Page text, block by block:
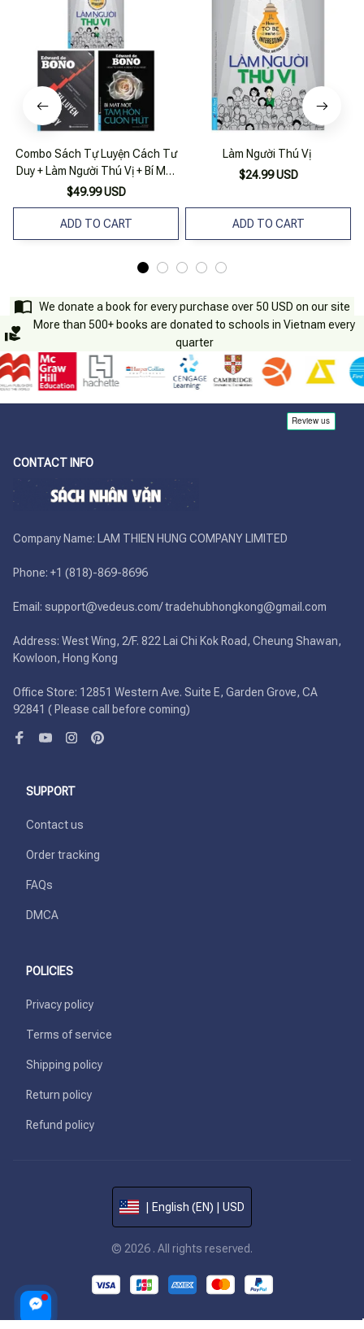
Combo Sách Tự Luyện Cách Tư
Duy + Làm Người Thú Vị + Bí Mật
Một Tâm Hồn Cuốn Hút (bộ 3
Cuốn)
$49.99 USD
ADD TO CART
Làm Người Thú Vị
$24.99 USD
ADD TO CART
We donate a book for every purchase over 50 USD on our site
More than 500+ books are donated to schools in Vietnam every
quarter
CONTACT INFO
Company Name: LAM THIEN HUNG COMPANY LIMITED
Phone: +1 (818)-869-8696
Email: support@vedeus.com/ tradehubhongkong@gmail.com
Address: West Wing, 2/F. 822 Lai Chi Kok Road, Cheung Shawan,
Kowloon, Hong Kong
Office Store: 12851 Western Ave. Suite E, Garden Grove, CA
92841 ( Please call before coming)
SUPPORT
Contact us
Order tracking
FAQs
DMCA
POLICIES
Privacy policy
Terms of service
Shipping policy
Return policy
Refund policy
| English (EN) | USD
© 2026 . All rights reserved.